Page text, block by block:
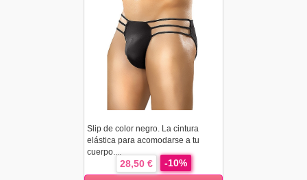
Slip de color negro. La cintura
elástica para acomodarse a tu
cuerpo....
28,50 € -10%